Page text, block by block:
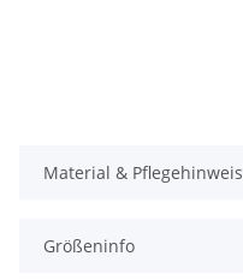
Material & Pflegehinweis
Größeninfo